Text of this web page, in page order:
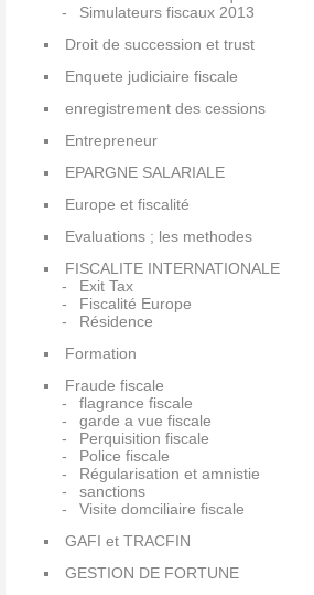
Simulateurs fiscaux 2013
Droit de succession et trust
Enquete judiciaire fiscale
enregistrement des cessions
Entrepreneur
EPARGNE SALARIALE
Europe et fiscalité
Evaluations ; les methodes
FISCALITE INTERNATIONALE
Exit Tax
Fiscalité Europe
Résidence
Formation
Fraude fiscale
flagrance fiscale
garde a vue fiscale
Perquisition fiscale
Police fiscale
Régularisation et amnistie
sanctions
Visite domciliaire fiscale
GAFI et TRACFIN
GESTION DE FORTUNE